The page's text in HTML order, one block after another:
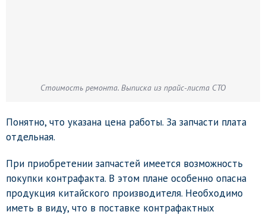
Стоимость ремонта. Выписка из прайс-листа СТО
Понятно, что указана цена работы. За запчасти плата
отдельная.
При приобретении запчастей имеется возможность
покупки контрафакта. В этом плане особенно опасна
продукция китайского производителя. Необходимо
иметь в виду, что в поставке контрафактных